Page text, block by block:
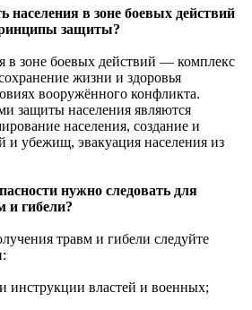
населения в зоне боевых действий
защиты?
в зоне боевых действий — комплекс
жизни и здоровья
вооружённого конфликта.
защиты населения являются
населения, создание и
и убежищ, эвакуация населения из
нужно следовать для
и гибели?
травм и гибели следуйте
инструкции властей и военных;